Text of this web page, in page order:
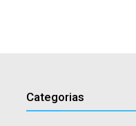
Categorias